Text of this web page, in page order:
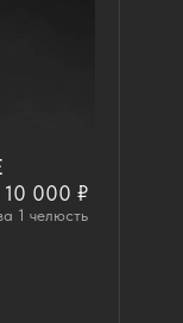
10 000 ₽
1 челюсть